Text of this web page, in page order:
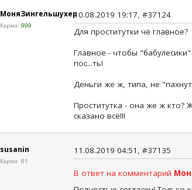
МоняЗингельшухер
Карма: 999
10.08.2019 19:17, #37124
Для проститутки чё главное?
Главное - чтобы
пос...ть!
Деньги же ж, типа, не
Проститутка - она же ж кто?
сказано всё!!!
susanin
Карма: 81
11.08.2019 04:51, #37135
В ответ на комментарий